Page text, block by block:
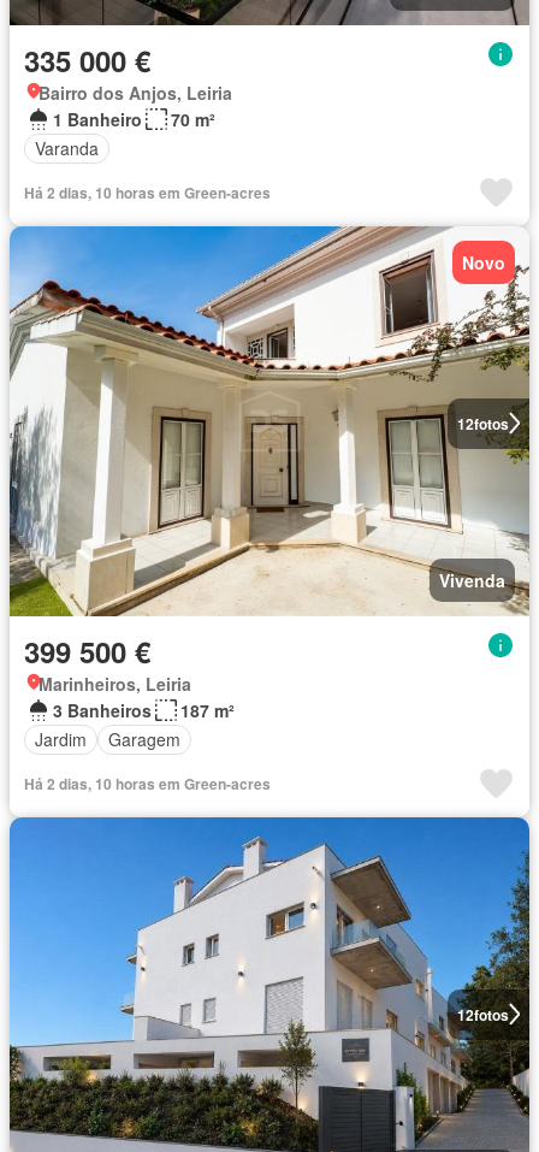
335 000 €
Bairro dos Anjos, Leiria
1 Banheiro
70 m²
Varanda
Há 2 dias, 10 horas em Green-acres
12fotos
Novo
Vivenda
399 500 €
Marinheiros, Leiria
3 Banheiros
187 m²
Jardim
Garagem
Há 2 dias, 10 horas em Green-acres
12fotos